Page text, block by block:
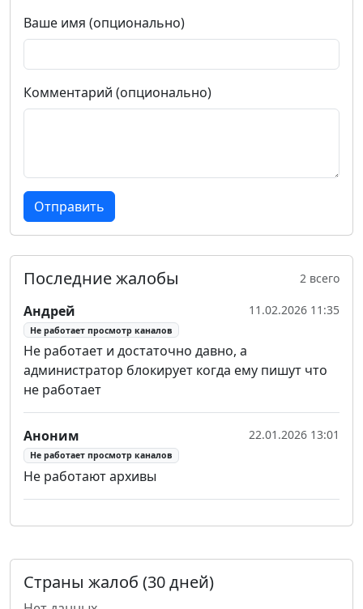
Ваше имя (опционально)
Комментарий (опционально)
Отправить
Последние жалобы 2 всего
Андрей 11.02.2026 11:35
Не работает просмотр каналов
Не работает и достаточно давно, а
администратор блокирует когда ему пишут что
не работает
Аноним 22.01.2026 13:01
Не работает просмотр каналов
Не работают архивы
Страны жалоб (30 дней)